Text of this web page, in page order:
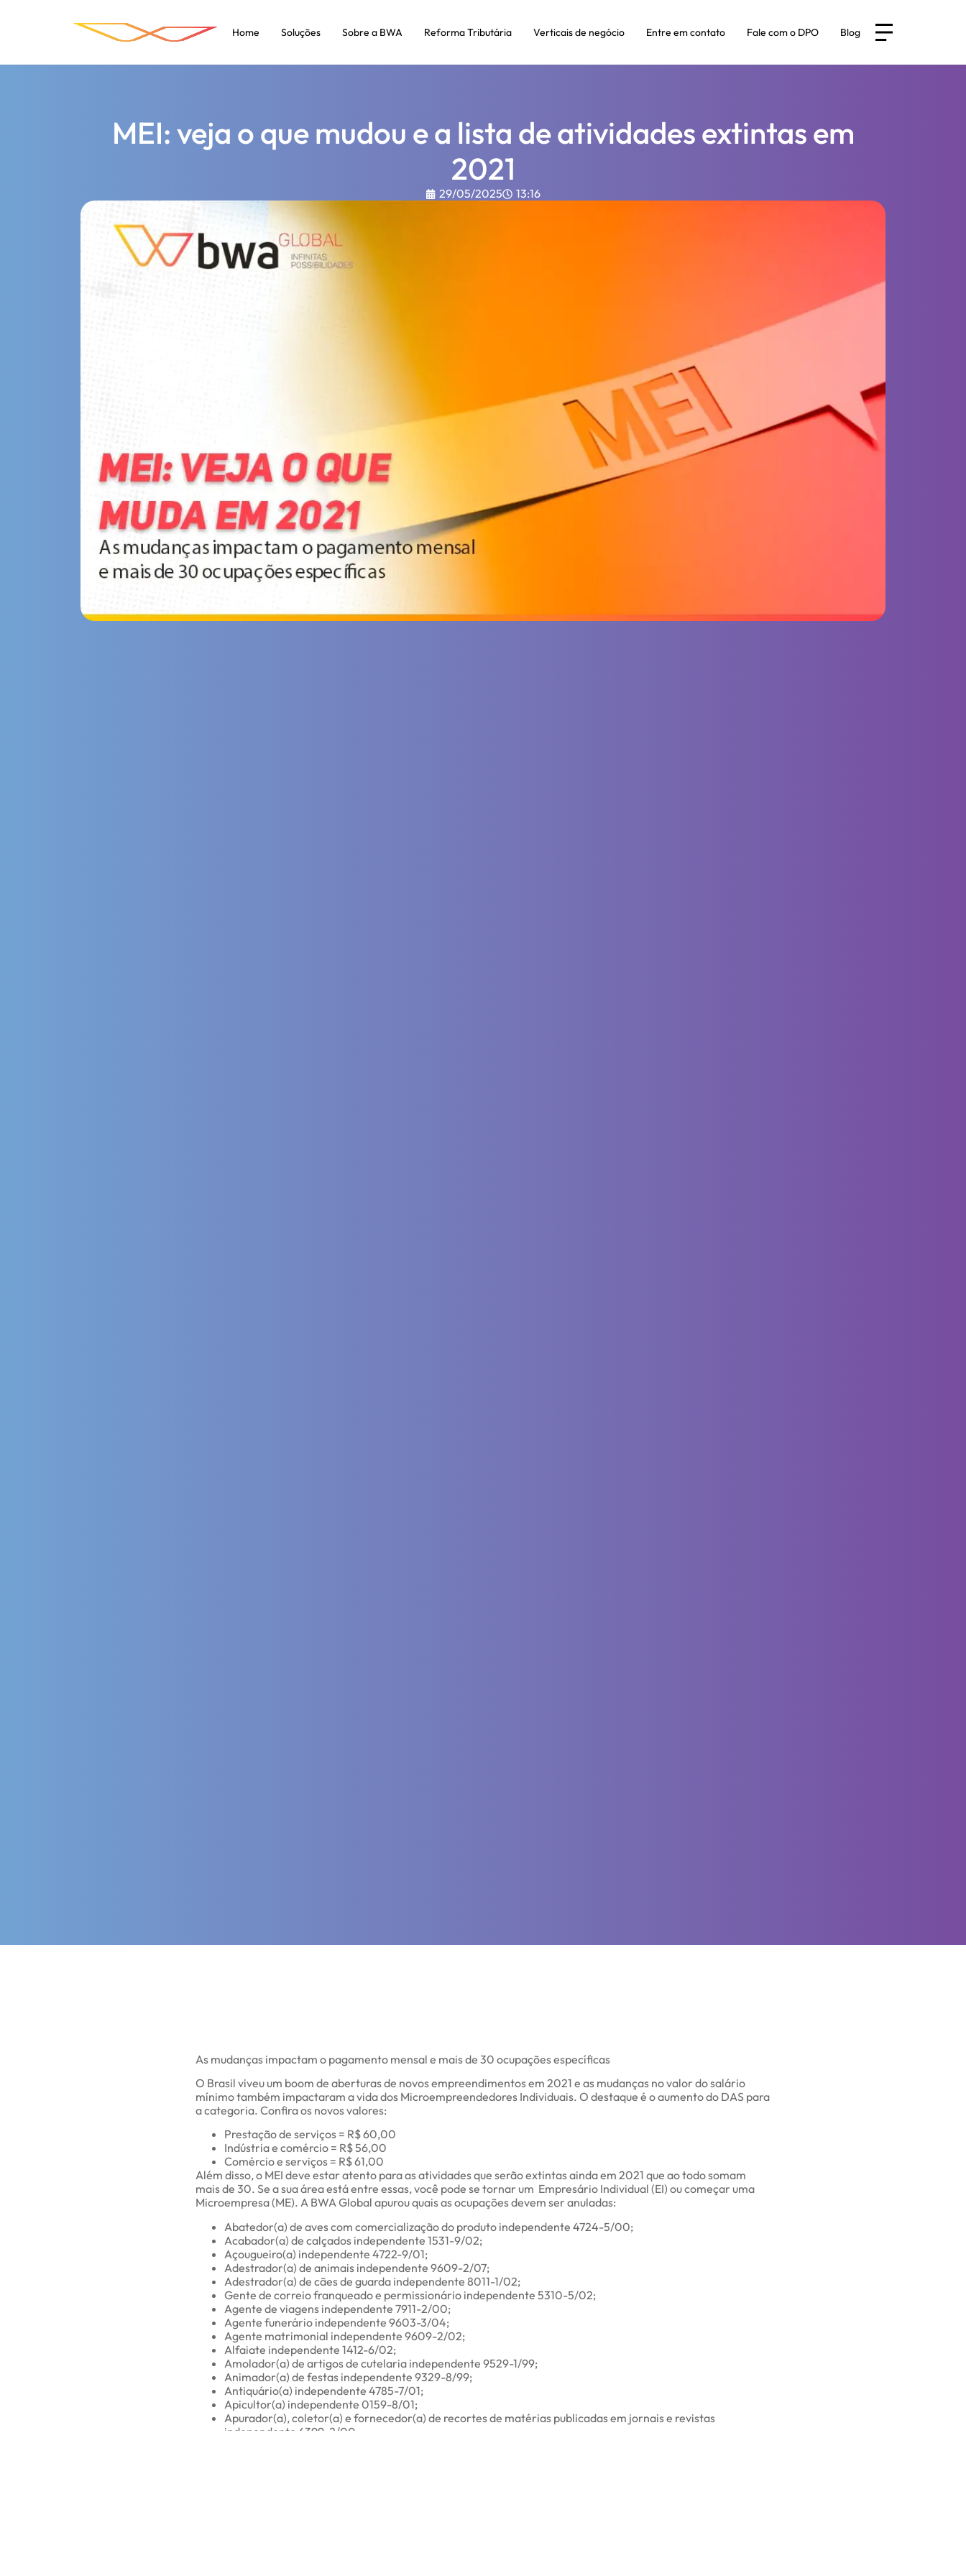
Home Soluções Sobre a BWA Reforma Tributária Verticais de negócio Entre em contato Fale com o DPO Blog
MEI: veja o que mudou e a lista de atividades extintas em
2021
29/05/2025 13:16
As mudanças impactam o pagamento mensal e mais de 30 ocupações específicas
O Brasil viveu um boom de aberturas de novos empreendimentos em 2021 e as mudanças no valor do salário
mínimo também impactaram a vida dos Microempreendedores Individuais. O destaque é o aumento do DAS para
a categoria. Confira os novos valores:
Prestação de serviços = R$ 60,00
Indústria e comércio = R$ 56,00
Comércio e serviços = R$ 61,00
Além disso, o MEI deve estar atento para as atividades que serão extintas ainda em 2021 que ao todo somam
mais de 30. Se a sua área está entre essas, você pode se tornar um Empresário Individual (EI) ou começar uma
Microempresa (ME). A BWA Global apurou quais as ocupações devem ser anuladas:
Abatedor(a) de aves com comercialização do produto independente 4724-5/00;
Acabador(a) de calçados independente 1531-9/02;
Açougueiro(a) independente 4722-9/01;
Adestrador(a) de animais independente 9609-2/07;
Adestrador(a) de cães de guarda independente 8011-1/02;
Gente de correio franqueado e permissionário independente 5310-5/02;
Agente de viagens independente 7911-2/00;
Agente funerário independente 9603-3/04;
Agente matrimonial independente 9609-2/02;
Alfaiate independente 1412-6/02;
Amolador(a) de artigos de cutelaria independente 9529-1/99;
Animador(a) de festas independente 9329-8/99;
Antiquário(a) independente 4785-7/01;
Apicultor(a) independente 0159-8/01;
Apurador(a), coletor(a) e fornecedor(a) de recortes de matérias publicadas em jornais e revistas
independente 6399-2/00;